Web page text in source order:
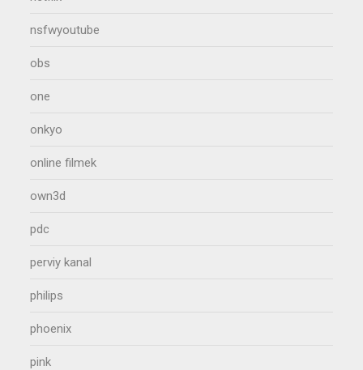
nsfwyoutube
obs
one
onkyo
online filmek
own3d
pdc
perviy kanal
philips
phoenix
pink